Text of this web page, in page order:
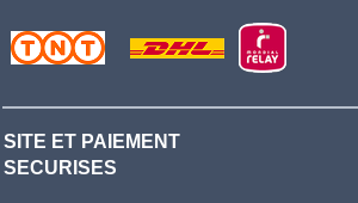
SITE ET PAIEMENT
SECURISES